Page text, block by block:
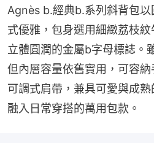
Agnès b.經典b.系列斜背包
式優雅，包身選用細緻荔枝
立體圓潤的金屬b字母標誌。
但內層容量依舊實用，可容
可調式肩帶，兼具可愛與成
融入日常穿搭的萬用包款。